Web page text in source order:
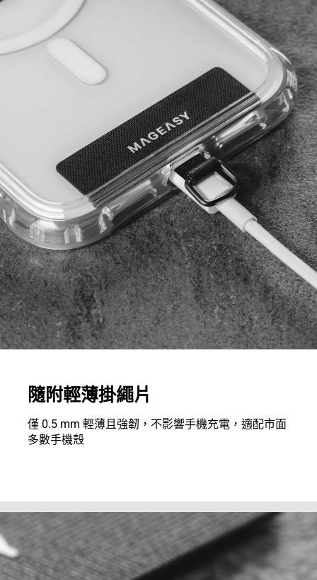
隨附輕薄掛繩片
僅 0.5 mm 輕薄且強韌，不影響手機充電，適配市面
多數手機殼